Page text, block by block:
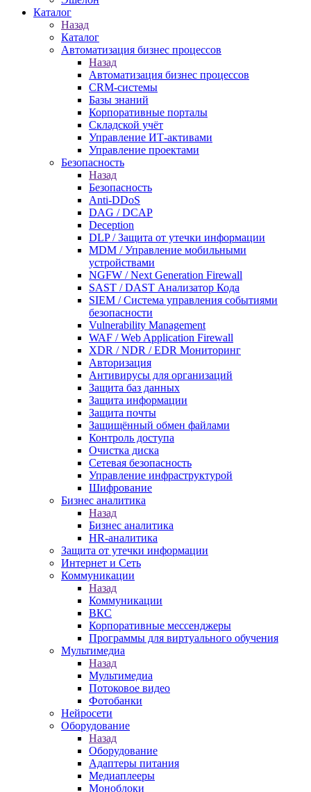
Каталог
Назад
Каталог
Автоматизация бизнес процессов
Назад
Автоматизация бизнес процессов
CRM-системы
Базы знаний
Корпоративные порталы
Складской учёт
Управление ИТ-активами
Управление проектами
Безопасность
Назад
Безопасность
Anti-DDoS
DAG / DCAP
Deception
DLP / Защита от утечки информации
MDM / Управление мобильными
устройствами
NGFW / Next Generation Firewall
SAST / DAST Анализатор Кода
SIEM / Система управления событиями
безопасности
Vulnerability Management
WAF / Web Application Firewall
XDR / NDR / EDR Мониторинг
Авторизация
Антивирусы для организаций
Защита баз данных
Защита информации
Защита почты
Защищённый обмен файлами
Контроль доступа
Очистка диска
Сетевая безопасность
Управление инфраструктурой
Шифрование
Бизнес аналитика
Назад
Бизнес аналитика
HR-аналитика
Защита от утечки информации
Интернет и Сеть
Коммуникации
Назад
Коммуникации
ВКС
Корпоративные мессенджеры
Программы для виртуального обучения
Мультимедиа
Назад
Мультимедиа
Потоковое видео
Фотобанки
Нейросети
Оборудование
Назад
Оборудование
Адаптеры питания
Медиаплееры
Моноблоки